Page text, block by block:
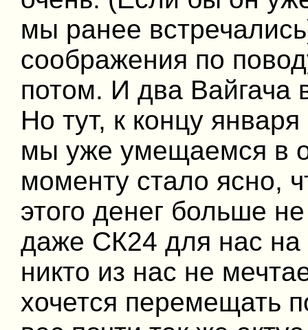
мы ранее
соображения по
потом. И два Вайгача
Но тут, к концу
мы уже умещаемся в
моменту стало ясно,
этого денег больше
даже СК24 для нас на
никто из нас не
хочется перемещать